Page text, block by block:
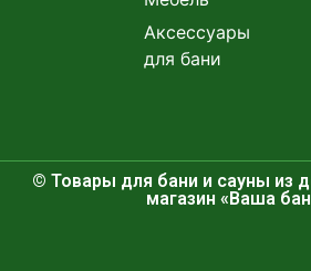
Аксессуары
для бани
© Товары для бани и сауны из
магазин «Ваша